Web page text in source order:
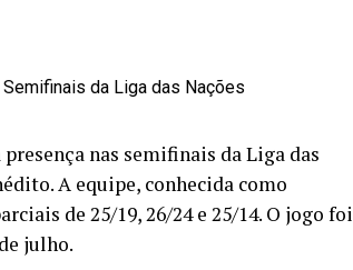
nas semifinais da Liga das
A equipe, conhecida como
de 25/19, 26/24 e 25/14. O jogo foi
julho.